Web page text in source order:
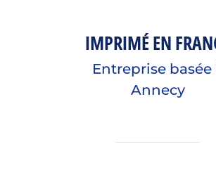
IMPRIMÉ EN
Entreprise basée
Annecy